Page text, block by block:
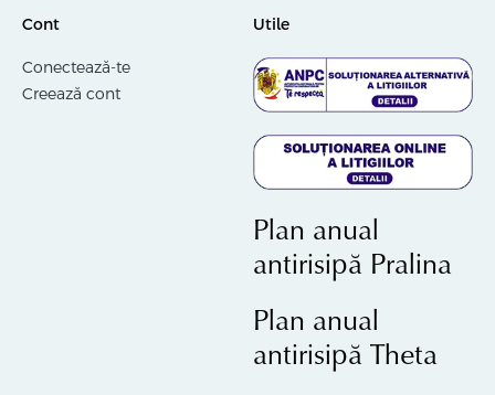
Cont
Conectează-te
Creează cont
Utile
Plan anual
antirisipă Pralina
Plan anual
antirisipă Theta